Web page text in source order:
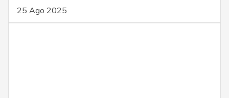
25 Ago 2025